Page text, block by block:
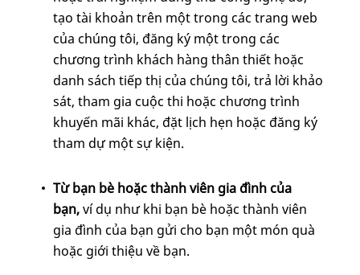
tạo tài khoản trên một trong các trang web
của chúng tôi, đăng ký một trong các
chương trình khách hàng thân thiết hoặc
danh sách tiếp thị của chúng tôi, trả lời khảo
sát, tham gia cuộc thi hoặc chương trình
khuyến mãi khác, đặt lịch hẹn hoặc đăng ký
tham dự một sự kiện.
Từ bạn bè hoặc thành viên gia đình của
bạn,ví dụ như khi bạn bè hoặc thành viên
gia đình của bạn gửi cho bạn một món quà
hoặc giới thiệu về bạn.